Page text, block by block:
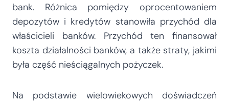
bank. Różnica pomiędzy oprocentowaniem
depozytów i kredytów stanowiła przychód dla
właścicieli banków. Przychód ten finansował
koszta działalności banków, a także straty, jakimi
była część nieściągalnych pożyczek.
Na podstawie wielowiekowych doświadczeń